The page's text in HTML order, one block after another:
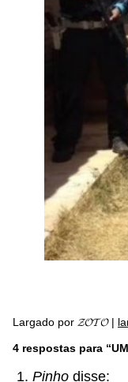
Largado por 𝓩𝓞𝓣𝓞|
4 respostas para
Pinho disse: